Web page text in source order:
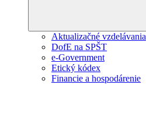
Aktualizačné vzdelávania
DofE na SPŠT
e-Government
Etický kódex
Financie a hospodárenie